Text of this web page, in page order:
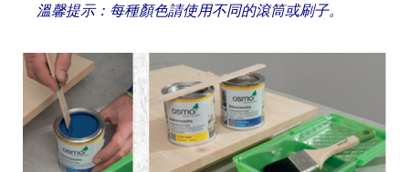
溫馨提示：每種顏色請使用不同的滾筒或刷子。